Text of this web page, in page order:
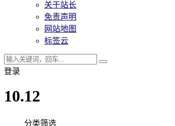
关于站长
免责声明
网站地图
标签云
登录
10.12
分类筛选